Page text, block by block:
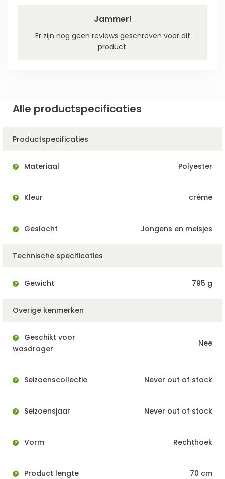
Jammer!
Er zijn nog geen reviews geschreven voor dit
product.
Alle productspecificaties
Productspecificaties
Materiaal Polyester
Kleur crème
Geslacht Jongens en meisjes
Technische specificaties
Gewicht 795 g
Overige kenmerken
Geschikt voor
wasdroger
Nee
Seizoenscollectie Never out of stock
Seizoensjaar Never out of stock
Vorm Rechthoek
Product lengte 70 cm